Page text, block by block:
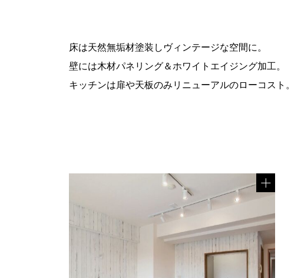
床は天然無垢材塗装しヴィンテージな空間に。
壁には木材パネリング＆ホワイトエイジング加工。
キッチンは扉や天板のみリニューアルのローコスト。